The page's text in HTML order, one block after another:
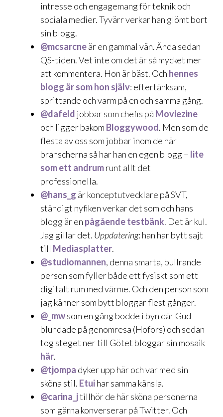
intresse och engagemang för teknik och
sociala medier. Tyvärr verkar han glömt bort
sin blogg.
@mcsarcneär en gammal vän. Ända sedan
QS-tiden. Vet inte om det är så mycket mer
att kommentera. Hon är bäst. Och hennes
blogg är som hon själv: eftertänksam,
sprittande och varm på en och samma gång.
@dafeld jobbar som chefis på Moviezine
och ligger bakom Bloggywood. Men som de
flesta av oss som jobbar inom de här
branscherna så har han en egen blogg – lite
som ett andrumrunt allt det
professionella.
@hans_g är konceptutvecklare på SVT,
ständigt nyfiken verkar det som och hans
blogg är en pågående testbänk. Det är kul.
Jag gillar det. Uppdatering: han har bytt sajt
till Mediasplatter.
@studiomannen, denna smarta, bullrande
person som fyller både ett fysiskt som ett
digitalt rum med värme. Och den person som
jag känner som bytt bloggar flest gånger.
@_mwsom en gång bodde i byn där Gud
blundade på genomresa (Hofors) och sedan
tog steget ner till Götet bloggar sin mosaik
här.
@tjompa dyker upp här och var med sin
sköna stil. Etuihar samma känsla.
@carina_jtillhör de här sköna personerna
som gärna konverserar på Twitter. Och